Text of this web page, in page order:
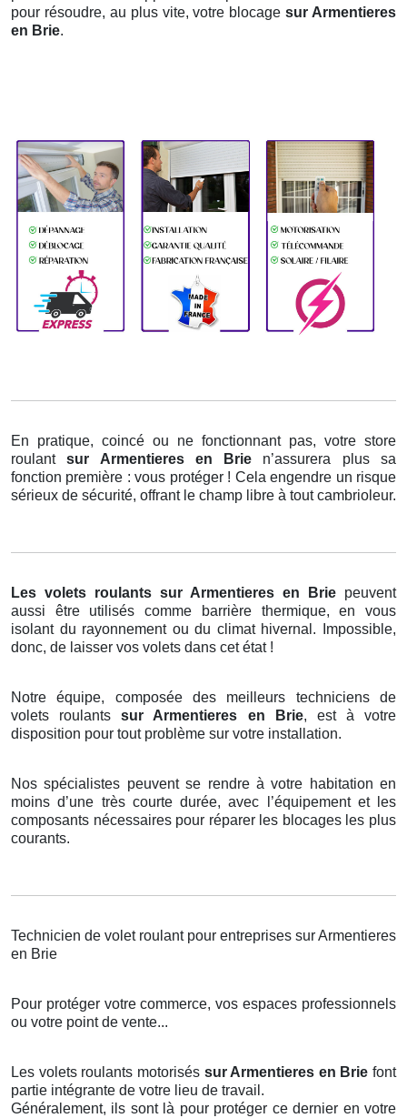
pour résoudre, au plus vite, votre blocagesur Armentieres
en Brie.
En pratique, coincé ou ne fonctionnant pas, votre store
roulantsur Armentieres en Brie n’assurera plus sa
fonction première : vous protéger ! Cela engendre un risque
sérieux de sécurité, offrant le champ libre à tout cambrioleur.
Les volets roulants sur Armentieres en Brie peuvent
aussi être utilisés comme barrière thermique, en vous
isolant du rayonnement ou du climat hivernal. Impossible,
donc, de laisser vos volets dans cet état !
Notre équipe, composée des meilleurs techniciens de
volets roulantssur Armentieres en Brie, est à votre
disposition pour tout problème sur votre installation.
Nos spécialistes peuvent se rendre à votre habitation en
moins d’une très courte durée, avec l’équipement et les
composants nécessaires pour réparer les blocages les plus
courants.
Technicien de volet roulant pour entreprises sur Armentieres
en Brie
Pour protéger votre commerce, vos espaces professionnels
ou votre point de vente...
Les volets roulants motorisés sur Armentieres en Brie font
partie intégrante de votre lieu de travail.
Généralement, ils sont là pour protéger ce dernier en votre